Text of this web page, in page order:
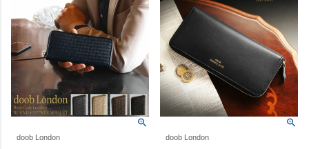
doob London
doob London